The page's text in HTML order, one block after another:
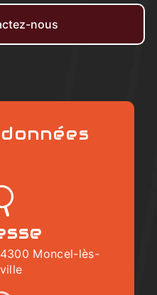
nous
Moncel-lès-